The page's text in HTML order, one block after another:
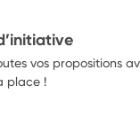
vos propositions
place !